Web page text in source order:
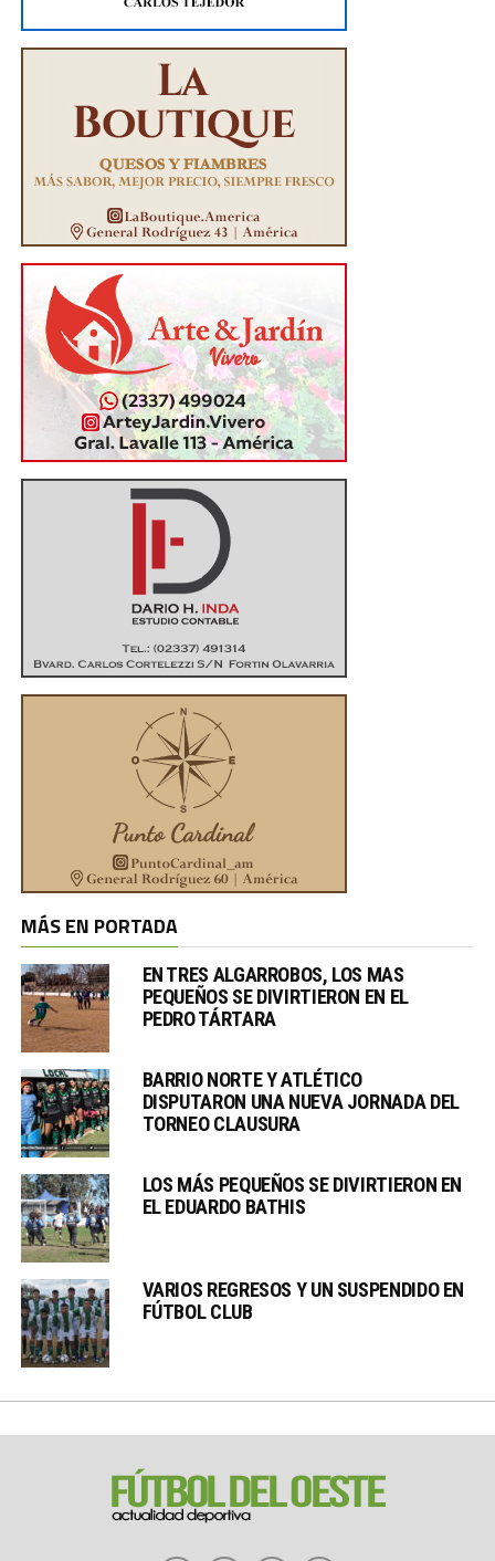
MÁS EN PORTADA
EN TRES ALGARROBOS, LOS MAS
PEQUEÑOS SE DIVIRTIERON EN EL
PEDRO TÁRTARA
BARRIO NORTE Y ATLÉTICO
DISPUTARON UNA NUEVA JORNADA DEL
TORNEO CLAUSURA
LOS MÁS PEQUEÑOS SE DIVIRTIERON EN
EL EDUARDO BATHIS
VARIOS REGRESOS Y UN SUSPENDIDO EN
FÚTBOL CLUB